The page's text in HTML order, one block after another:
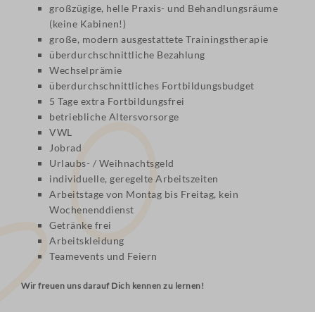
großzügige, helle Praxis- und Behandlungsräume
(keine Kabinen!)
große, modern ausgestattete Trainingstherapie
überdurchschnittliche Bezahlung
Wechselprämie
überdurchschnittliches Fortbildungsbudget
5 Tage extra Fortbildungsfrei
betriebliche Altersvorsorge
VWL
Jobrad
Urlaubs- / Weihnachtsgeld
individuelle, geregelte Arbeitszeiten
Arbeitstage von Montag bis Freitag, kein
Wochenenddienst
Getränke frei
Arbeitskleidung
Teamevents und Feiern
Wir freuen uns darauf Dich kennen zu lernen!